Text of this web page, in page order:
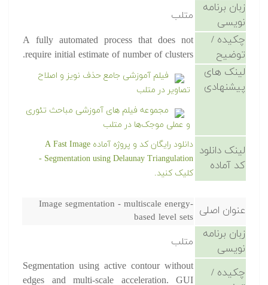
زبان برنامه
نویسی
متلب
چکیده /
توضیح
A fully automated process that does not
require initial estimate of number of clusters.
لینک های
پیشنهادی
فیلم آموزشی جامع حذف نویز و اصلاح
تصاویر در متلب
مجموعه فیلم های آموزشی مباحث تئوری
و عملی موجک‌ها در متلب
لینک دانلود
کد آماده
دانلود رایگان کد و پروژه آماده A Fast Image
Segmentation using Delaunay Triangulation -
کلیک کنید.
عنوان اصلی Image segmentation - multiscale energy-
based level sets
زبان برنامه
نویسی
متلب
چکیده /
Segmentation using active contour without
edges and multi-scale acceleration. GUI